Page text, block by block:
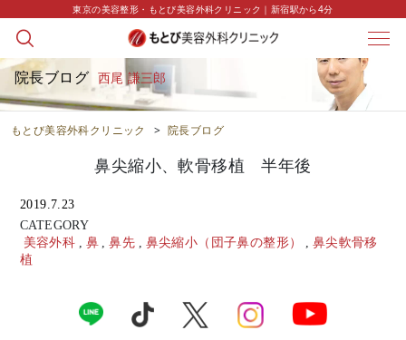
東京の美容整形・もとび美容外科クリニック｜新宿駅から4分
院長ブログ 西尾 謙三郎
もとび美容外科クリニック > 院長ブログ
鼻尖縮小、軟骨移植 半年後
2019.7.23
CATEGORY
美容外科
鼻 鼻先 鼻尖縮小（団子鼻の整形）
鼻尖軟骨移
植